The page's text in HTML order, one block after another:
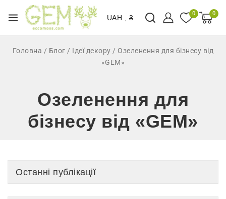
UAH , ₴
0 0
Головна / Блог / Ідеї декору / Озеленення для бізнесу від
«GEM»
Озеленення для
бізнесу від «GEM»
Останні публікації